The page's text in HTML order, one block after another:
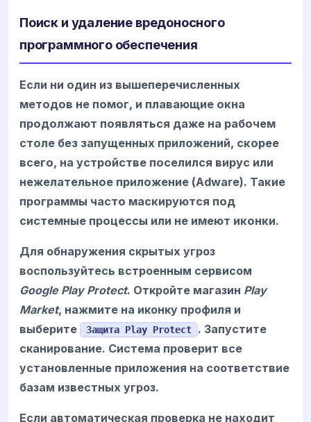
Поиск и удаление вредоносного
программного обеспечения
Если ни один из вышеперечисленных
методов не помог, и плавающие окна
продолжают появляться даже на рабочем
столе без запущенных приложений, скорее
всего, на устройстве поселился вирус или
нежелательное приложение (Adware). Такие
программы часто маскируются под
системные процессы или не имеют иконки.
Для обнаружения скрытых угроз
воспользуйтесь встроенным сервисом
Google Play Protect. Откройте магазин Play
Market, нажмите на иконку профиля и
выберите
Защита Play Protect
. Запустите
сканирование. Система проверит все
установленные приложения на соответствие
базам известных угроз.
Если автоматическая проверка не находит